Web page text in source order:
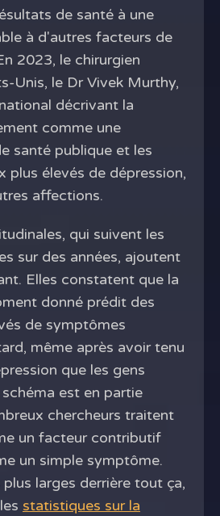
de santé à une
à d'autres facteurs de
2023, le chirurgien
Unis, le Dr Vivek Murthy,
décrivant la
comme une
santé publique et les
plus élevés de dépression,
affections.
qui suivent les
sur des années, ajoutent
Elles constatent que la
donné prédit des
de symptômes
même après avoir tenu
que les gens
est en partie
chercheurs traitent
un facteur contributif
un simple symptôme.
larges derrière tout ça,
statistiques sur la